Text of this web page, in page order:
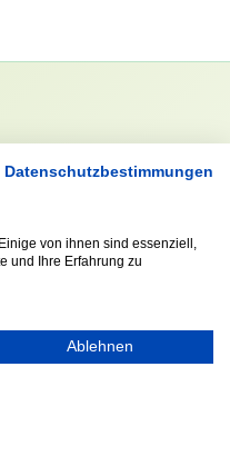
Datenschutzbestimmungen
von ihnen sind essenziell,
und Ihre Erfahrung zu
Ablehnen
UND